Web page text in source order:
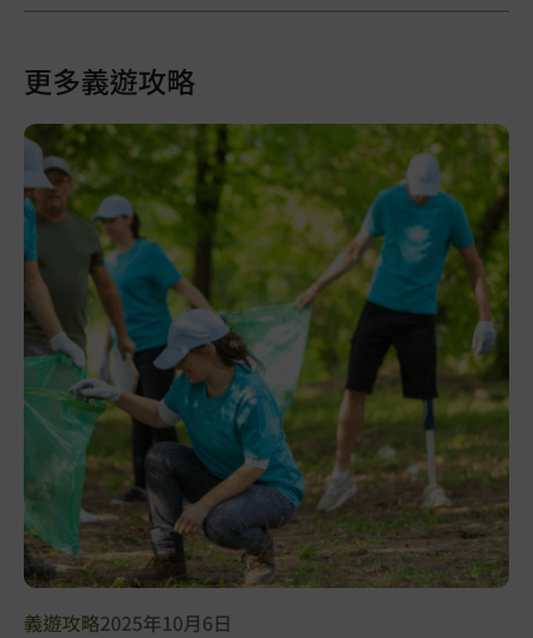
更多義遊攻略
義遊攻略2025年10月6日